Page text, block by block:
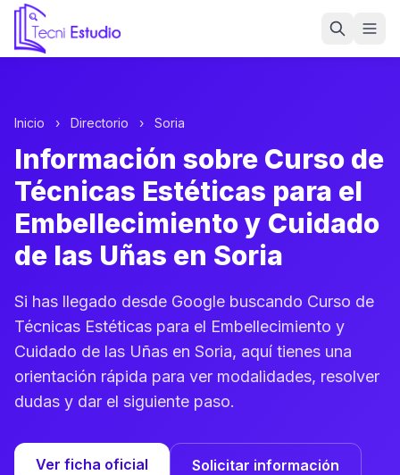
Ir a la página de inicio de Tecni Estudio
Inicio › Directorio › Soria
Información sobre Curso de
Técnicas Estéticas para el
Embellecimiento y Cuidado
de las Uñas en Soria
Si has llegado desde Google buscando Curso de
Técnicas Estéticas para el Embellecimiento y
Cuidado de las Uñas en Soria, aquí tienes una
orientación rápida para ver modalidades, resolver
dudas y dar el siguiente paso.
Ver ficha oficial Solicitar información